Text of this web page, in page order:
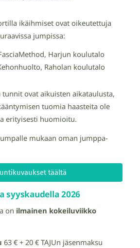
ikäihmiset ovat oikeutettuja
jumpissa:
Harjun koulutalo
Raholan koulutalo
ovat aikuisten aikataulusta,
tuomia haasteita ole
erityisesti huomioitu.
mukaan oman jumppa-
täältä
syyskaudella 2026
on ilmainen kokeiluviikko
63 € + 20 € TAJUn jäsenmaksu